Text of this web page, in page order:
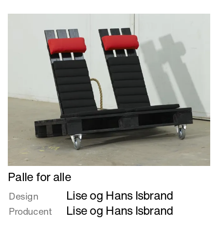
Læs
mere
om
Palle
for
Palle for alle
Design Lise og Hans Isbrand
Producent Lise og Hans Isbrand